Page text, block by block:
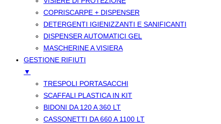
COPRISCARPE + DISPENSER
DETERGENTI IGIENIZZANTI E SANIFICANTI
DISPENSER AUTOMATICI GEL
MASCHERINE A VISIERA
GESTIONE RIFIUTI
▼
TRESPOLI PORTASACCHI
SCAFFALI PLASTICA IN KIT
BIDONI DA 120 A 360 LT
CASSONETTI DA 660 A 1100 LT